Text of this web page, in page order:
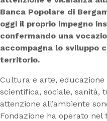
Banca Popolare di
oggi il proprio impegno
confermando una
accompagna lo sviluppo
territorio.
Cultura e arte,
scientifica, sociale, sanità,
attenzione all’ambiente
Fondazione ha operato